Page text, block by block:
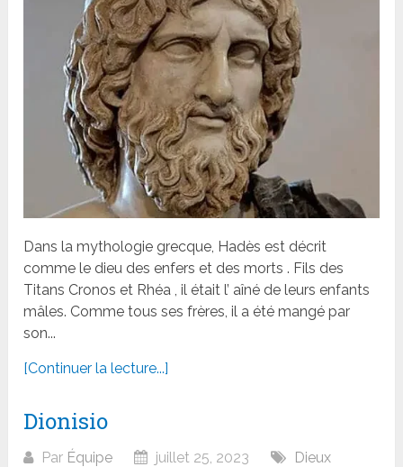
Dans la mythologie grecque, Hadès est décrit
comme le dieu des enfers et des morts . Fils des
Titans Cronos et Rhéa , il était l’ aîné de leurs enfants
mâles. Comme tous ses frères, il a été mangé par
son...
[Continuer la lecture...]
Dionisio
Par Équipe juillet 25, 2023
Dieux